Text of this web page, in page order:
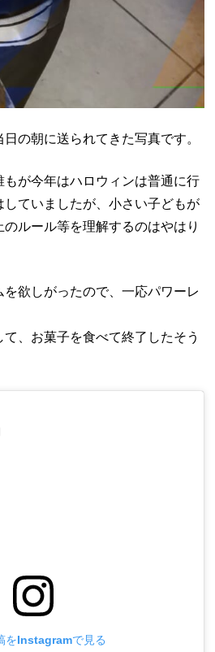
の朝に送られてきた写真です。
もが今年はハロウィンは普通に行
ていましたが、小さい子どもが
ルール等を理解するのはやはり
欲しがったので、一応パワーレ
、お菓子を食べて終了したそう
をInstagramで見る